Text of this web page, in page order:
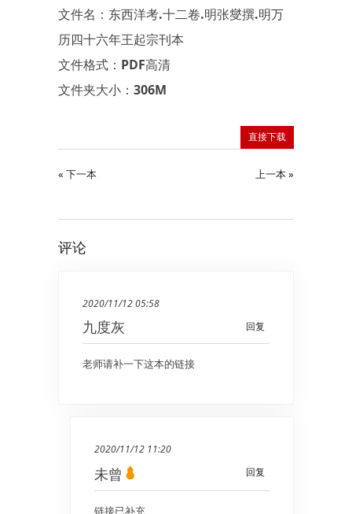
文件名：东西洋考.十二卷.明张燮撰.明万
历四十六年王起宗刊本
文件格式：PDF高清
文件夹大小：306M
直接下载
« 下一本 上一本 »
评论
2020/11/12 05:58
回复
九度灰
老师请补一下这本的链接
2020/11/12 11:20
回复
未曾
链接已补充